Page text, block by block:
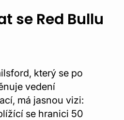
se Red Bullu
který se po
vedení
má jasnou vizi:
se hranici 50